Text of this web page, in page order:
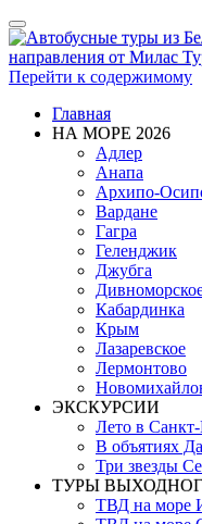
Показать/
Скрыть
навигацию
Перейти к содержимому
Главная
НА МОРЕ 2026
Адлер
Анапа
Архипо-
Вардане
Гагра
Геленджик
Джубга
Кабардинка
Крым
Лазаревское
Лермонтово
ЭКСКУРСИИ
Лето в Санкт-
В объятиях
Три звезды
ТУРЫ
ТВД на море